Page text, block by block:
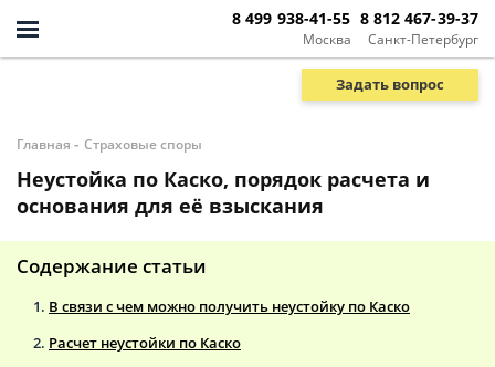
Москва
8 499 938-41-55
Санкт-Петербург
8 812 467-39-37
Задать вопрос
Главная - Страховые споры
Неустойка по Каско, порядок расчета и
основания для её взыскания
Содержание статьи
В связи с чем можно получить неустойку по Каско
Расчет неустойки по Каско